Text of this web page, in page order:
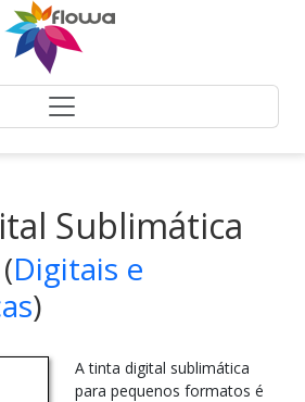
Sublimática
(Digitais e
)
A tinta digital sublimática
para pequenos formatos é